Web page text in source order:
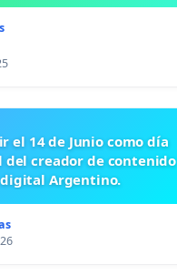
el 14 de Junio como día
del creador de contenido
digital Argentino.